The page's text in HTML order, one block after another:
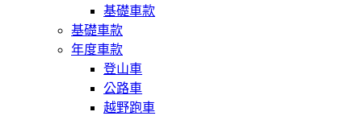
基礎車款
基礎車款
年度車款
登山車
公路車
越野跑車